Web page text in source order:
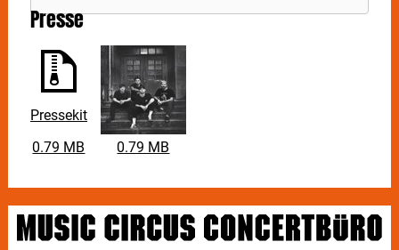
Presse
Pressekit
0.79 MB
0.79 MB